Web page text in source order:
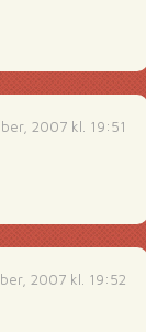
2007 kl. 19:51
2007 kl. 19:52